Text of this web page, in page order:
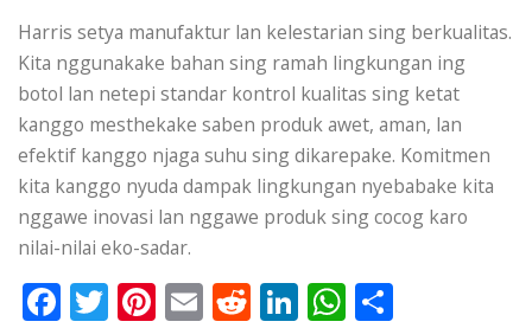
Harris setya manufaktur lan kelestarian sing berkualitas.
Kita nggunakake bahan sing ramah lingkungan ing
botol lan netepi standar kontrol kualitas sing ketat
kanggo mesthekake saben produk awet, aman, lan
efektif kanggo njaga suhu sing dikarepake. Komitmen
kita kanggo nyuda dampak lingkungan nyebabake kita
nggawe inovasi lan nggawe produk sing cocog karo
nilai-nilai eko-sadar.
Facebook
Twitter
Pinterest
EmailReddit
LinkedIn
WhatsApp